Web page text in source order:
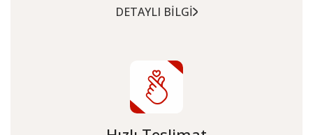
DETAYLI BILGI